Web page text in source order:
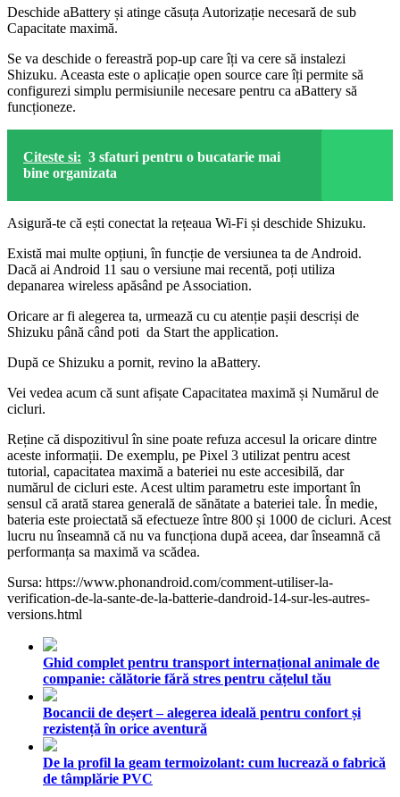
Deschide aBattery și atinge căsuța Autorizație necesară de sub
Capacitate maximă.
Se va deschide o fereastră pop-up care îți va cere să instalezi
Shizuku. Aceasta este o aplicație open source care îți permite să
configurezi simplu permisiunile necesare pentru ca aBattery să
funcționeze.
Citeste si: 3 sfaturi pentru o bucatarie mai
bine organizata
Asigură-te că ești conectat la rețeaua Wi-Fi și deschide Shizuku.
Există mai multe opțiuni, în funcție de versiunea ta de Android.
Dacă ai Android 11 sau o versiune mai recentă, poți utiliza
depanarea wireless apăsând pe Association.
Oricare ar fi alegerea ta, urmează cu cu atenție pașii descriși de
Shizuku până când poti da Start the application.
După ce Shizuku a pornit, revino la aBattery.
Vei vedea acum că sunt afișate Capacitatea maximă și Numărul de
cicluri.
Reține că dispozitivul în sine poate refuza accesul la oricare dintre
aceste informații. De exemplu, pe Pixel 3 utilizat pentru acest
tutorial, capacitatea maximă a bateriei nu este accesibilă, dar
numărul de cicluri este. Acest ultim parametru este important în
sensul că arată starea generală de sănătate a bateriei tale. În medie,
bateria este proiectată să efectueze între 800 și 1000 de cicluri. Acest
lucru nu înseamnă că nu va funcționa după aceea, dar înseamnă că
performanța sa maximă va scădea.
Sursa: https://www.phonandroid.com/comment-utiliser-la-
verification-de-la-sante-de-la-batterie-dandroid-14-sur-les-autres-
versions.html
Ghid complet pentru transport internațional animale de
companie: călătorie fără stres pentru cățelul tău
Bocancii de deșert – alegerea ideală pentru confort și
rezistență în orice aventură
De la profil la geam termoizolant: cum lucrează o fabrică
de tâmplărie PVC